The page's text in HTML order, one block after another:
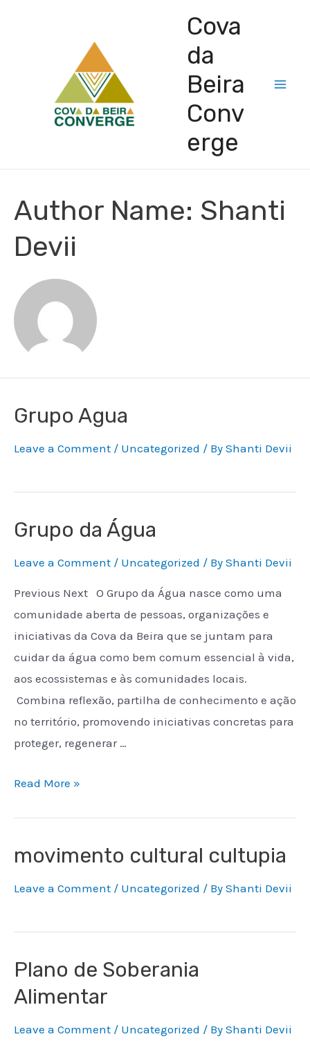
Cova
da
Beira
Conv
erge
Author Name: Shanti
Devii
Grupo Agua
Leave a Comment / Uncategorized / By Shanti Devii
Grupo da Água
Leave a Comment / Uncategorized / By Shanti Devii
Previous Next O Grupo da Água nasce como uma
comunidade aberta de pessoas, organizações e
iniciativas da Cova da Beira que se juntam para
cuidar da água como bem comum essencial à vida,
aos ecossistemas e às comunidades locais.
Combina reflexão, partilha de conhecimento e ação
no território, promovendo iniciativas concretas para
proteger, regenerar …
Read More »
movimento cultural cultupia
Leave a Comment / Uncategorized / By Shanti Devii
Plano de Soberania
Alimentar
Leave a Comment / Uncategorized / By Shanti Devii